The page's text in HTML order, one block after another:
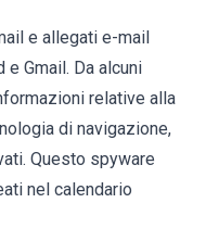
e allegati e-mail
Gmail. Da alcuni
relative alla
di navigazione,
Questo spyware
nel calendario